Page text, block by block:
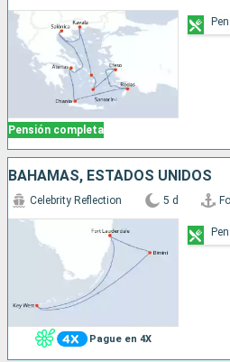
Pensión completa
BAHAMAS, ESTADOS UNIDOS
Pague en 4X
Celebrity Reflection 5 d